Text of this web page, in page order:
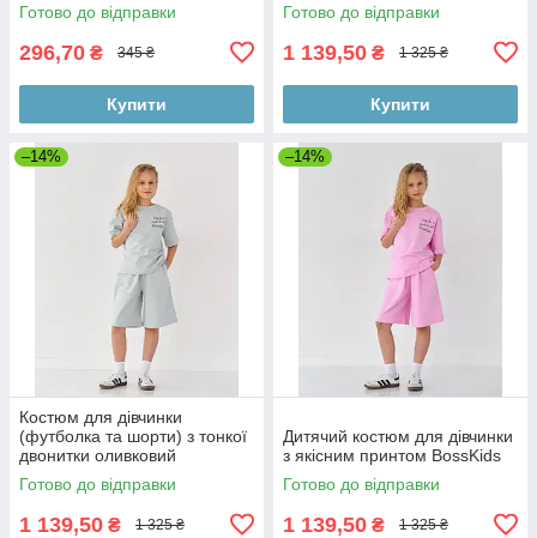
Готово до відправки
296,70 ₴ 345 ₴
Купити
Готово до відправки
1 139,50 ₴ 1 325 ₴
Купити
–14%
Костюм для дівчинки
(футболка та шорти) з тонкої
двонитки оливковий
Готово до відправки
1 139,50 ₴ 1 325 ₴
–14%
Дитячий костюм для дівчинки
з якісним принтом BossKids
Готово до відправки
1 139,50 ₴ 1 325 ₴